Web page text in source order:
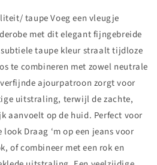
taupe Voeg een vleugje
met dit elegant fijngebreide
taupe kleur straalt tijdloze
te combineren met zowel neutrale
ajourpatroon zorgt voor
uitstraling, terwijl de zachte,
aanvoelt op de huid. Perfect voor
Draag ‘m op een jeans voor
of combineer met een rok en